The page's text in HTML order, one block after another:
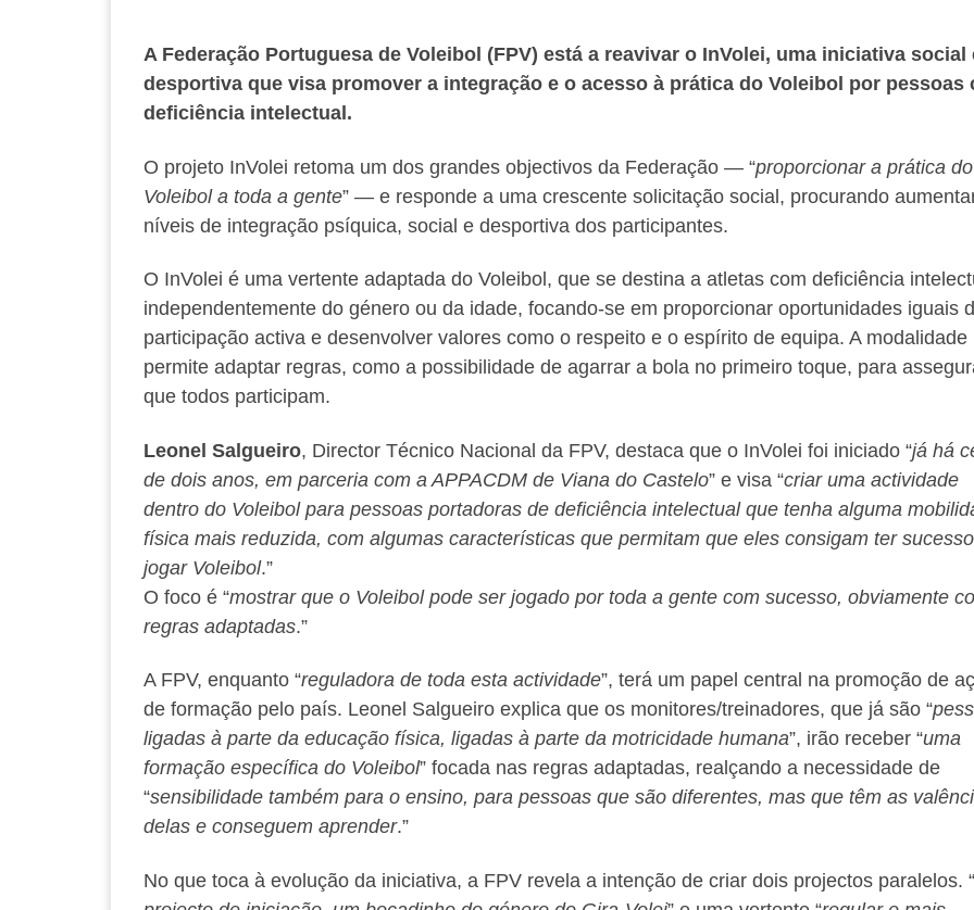
A Federação Portuguesa de Voleibol (FPV) está a reavivar o InVolei, uma iniciativa social
desportiva que visa promover a integração e o acesso à prática do Voleibol por pessoas
deficiência intelectual.
O projeto InVolei retoma um dos grandes objectivos da Federação — “proporcionar a prática do
Voleibol a toda a gente” — e responde a uma crescente solicitação social, procurando
níveis de integração psíquica, social e desportiva dos participantes.
O InVolei é uma vertente adaptada do Voleibol, que se destina a atletas com deficiência
independentemente do género ou da idade, focando-se em proporcionar oportunidades iguais
participação activa e desenvolver valores como o respeito e o espírito de equipa. A modalidade
permite adaptar regras, como a possibilidade de agarrar a bola no primeiro toque, para
que todos participam.
Leonel Salgueiro, Director Técnico Nacional da FPV, destaca que o InVolei foi iniciado “já há
de dois anos, em parceria com a APPACDM de Viana do Castelo” e visa “criar uma actividade
dentro do Voleibol para pessoas portadoras de deficiência intelectual que tenha alguma
física mais reduzida, com algumas características que permitam que eles consigam ter
jogar Voleibol.”
O foco é “mostrar que o Voleibol pode ser jogado por toda a gente com sucesso, obviamente
regras adaptadas.”
A FPV, enquanto “reguladora de toda esta actividade”, terá um papel central na promoção de
de formação pelo país. Leonel Salgueiro explica que os monitores/treinadores, que já são “
ligadas à parte da educação física, ligadas à parte da motricidade humana”, irão receber “uma
formação específica do Voleibol” focada nas regras adaptadas, realçando a necessidade de
“sensibilidade também para o ensino, para pessoas que são diferentes, mas que têm as
delas e conseguem aprender.”
No que toca à evolução da iniciativa, a FPV revela a intenção de criar dois projectos paralelos. “